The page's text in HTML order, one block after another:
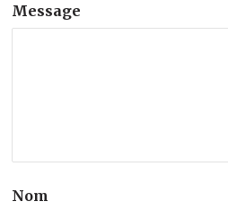
Message
Nom